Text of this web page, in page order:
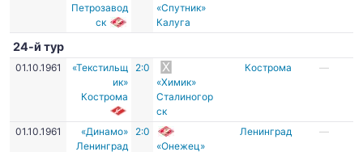
Петрозавод
ск
«Спутник»
Калуга
24-й тур
01.10.1961
«Текстильщ
ик»
Кострома
2:0
«Химик»
Сталиногор
ск
Кострома —
01.10.1961
«Динамо»
Ленинград
2:0
«Онежец»
Ленинград —